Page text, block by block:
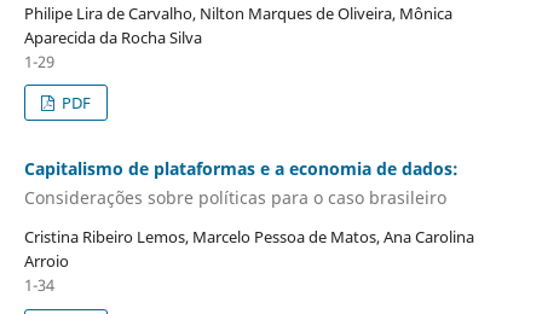
Philipe Lira de Carvalho, Nilton Marques de Oliveira, Mônica
Aparecida da Rocha Silva
1-29
PDF
Capitalismo de plataformas e a economia de dados:
Considerações sobre políticas para o caso brasileiro
Cristina Ribeiro Lemos, Marcelo Pessoa de Matos, Ana Carolina
Arroio
1-34